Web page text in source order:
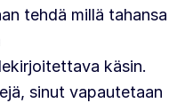
tehdä millä tahansa
käsin.
sinut vapautetaan